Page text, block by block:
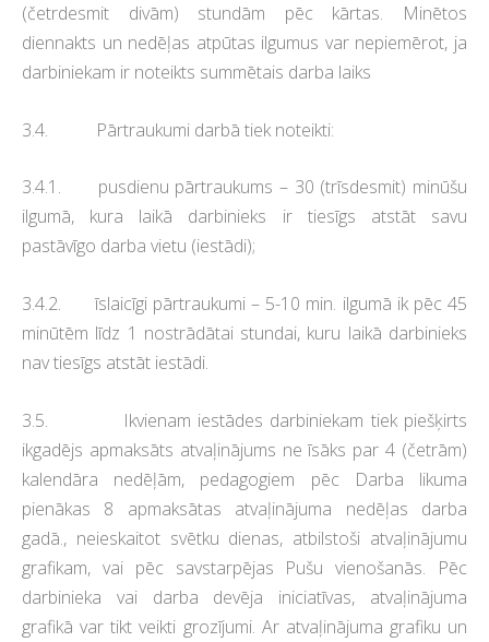
(četrdesmit divām) stundām pēc kārtas. Minētos
diennakts un nedēļas atpūtas ilgumus var nepiemērot, ja
darbiniekam ir noteikts summētais darba laiks
3.4. Pārtraukumi darbā tiek noteikti:
3.4.1. pusdienu pārtraukums – 30 (trīsdesmit) minūšu
ilgumā, kura laikā darbinieks ir tiesīgs atstāt savu
pastāvīgo darba vietu (iestādi);
3.4.2. īslaicīgi pārtraukumi – 5-10 min. ilgumā ik pēc 45
minūtēm līdz 1 nostrādātai stundai, kuru laikā darbinieks
nav tiesīgs atstāt iestādi.
3.5. Ikvienam iestādes darbiniekam tiek piešķirts
ikgadējs apmaksāts atvaļinājums ne īsāks par 4 (četrām)
kalendāra nedēļām, pedagogiem pēc Darba likuma
pienākas 8 apmaksātas atvaļinājuma nedēļas darba
gadā., neieskaitot svētku dienas, atbilstoši atvaļinājumu
grafikam, vai pēc savstarpējas Pušu vienošanās. Pēc
darbinieka vai darba devēja iniciatīvas, atvaļinājuma
grafikā var tikt veikti grozījumi. Ar atvaļinājuma grafiku un